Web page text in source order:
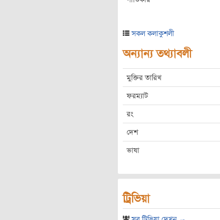
সকল কলাকুশলী
অন্যান্য তথ্যাবলী
মুক্তির তারিখ
ফরম্যাট
রং
দেশ
ভাষা
ট্রিভিয়া